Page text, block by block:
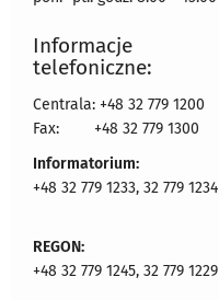
Informacje
telefoniczne:
Centrala: +48 32 779 1200
Fax:
+48 32 779 1300
Informatorium:
+48 32 779 1233, 32 779 1234
REGON:
+48 32 779 1245, 32 779 1229